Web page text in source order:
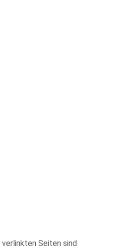
Seiten sind